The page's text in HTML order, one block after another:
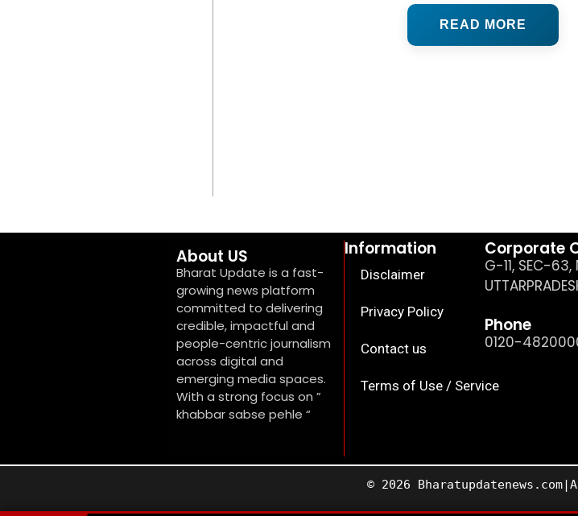
READ MORE
About US
Bharat Update is a fast-
growing news platform
committed to delivering
credible, impactful and
people-centric journalism
across digital and
emerging media spaces.
With a strong focus on ”
khabbar sabse pehle “
Information
Disclaimer
Privacy Policy
Contact us
Terms of Use / Service
Corporate
G-11, SEC-63,
Phone
0120-
© 2026